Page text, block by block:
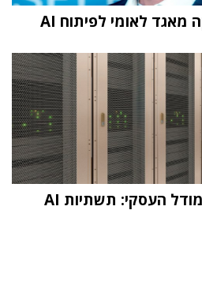
רשות החדשנות משיקה מאגד לאומי לפיתוח AI
קואלקום הופכת את המודל העסקי: תשתיות AI